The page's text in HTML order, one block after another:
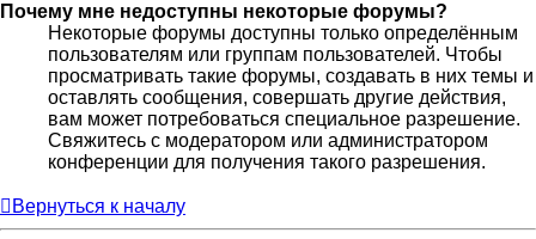
Почему мне недоступны некоторые форумы?
Некоторые форумы доступны только определённым
пользователям или группам пользователей. Чтобы
просматривать такие форумы, создавать в них темы и
оставлять сообщения, совершать другие действия,
вам может потребоваться специальное разрешение.
Свяжитесь с модератором или администратором
конференции для получения такого разрешения.
Вернуться к началу